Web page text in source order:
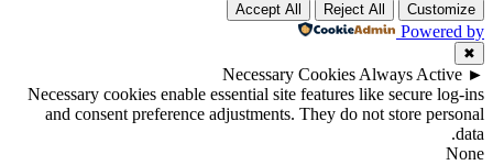
Customize
Reject All
Accept All
Powered by
✖
►
Necessary Cookies Always Active
Necessary cookies enable essential site features like secure log-ins
and consent preference adjustments. They do not store personal
data.
None